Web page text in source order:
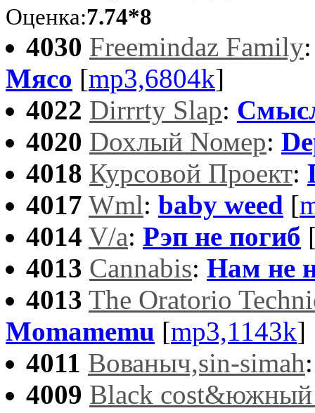
Оценка:7.74*8
4030 Freemindaz Family
Мясо [mp3,6804k]
4022 Dirrrty Slap:
4020 Dохлый Nомер:
4018 Курсовой Проект:
4017 Wml: baby weed [
4014 V/a: Рэп не погиб
4013 Cannabis: Нам не
4013 The Oratorio
Momamemu [mp3,1143k]
4011 Вованыч,sin-simah
4009 Black cost&южный